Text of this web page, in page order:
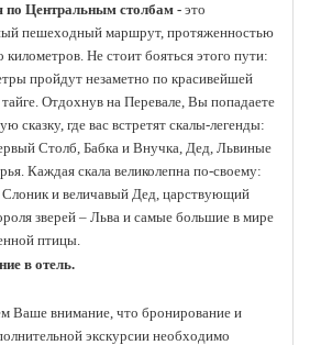
по Центральным столбам - это
пешеходный маршрут, протяженностью
километров. Не стоит бояться этого пути:
пройдут незаметно по красивейшей
Отдохнув на Перевале, Вы попадаете
сказку, где вас встретят скалы-легенды:
Столб, Бабка и Внучка, Дед, Львиные
Каждая скала великолепна по-своему:
Слоник и величавый Дед, царствующий
зверей – Льва и самые большие в мире
птицы.
в отель.
Ваше внимание, что бронирование и
экскурсии необходимо